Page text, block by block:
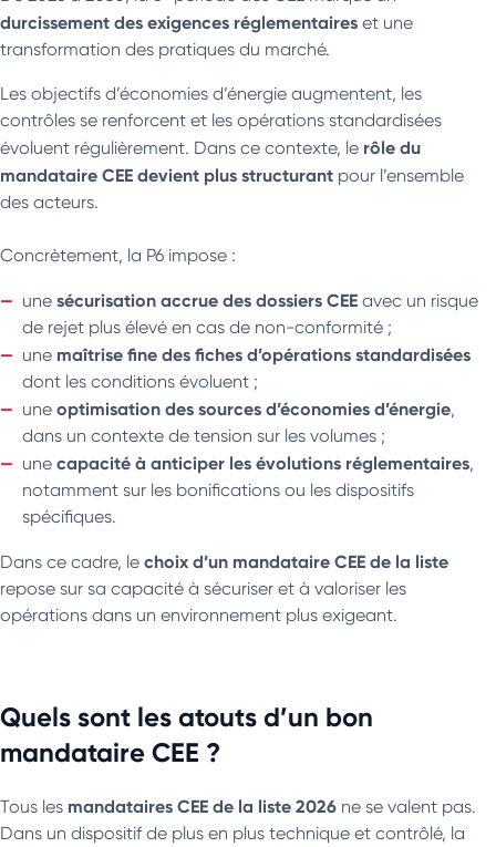
durcissement des exigences réglementaires et une
transformation des pratiques du marché.
Les objectifs d’économies d’énergie augmentent, les
contrôles se renforcent et les opérations standardisées
évoluent régulièrement. Dans ce contexte, le rôle du
mandataire CEE devient plus structurant pour l’ensemble
des acteurs.
Concrètement, la P6 impose :
une sécurisation accrue des dossiers CEE avec un risque
de rejet plus élevé en cas de non-conformité ;
une maîtrise fine des fiches d’opérations standardisées
dont les conditions évoluent ;
une optimisation des sources d’économies d’énergie,
dans un contexte de tension sur les volumes ;
une capacité à anticiper les évolutions réglementaires,
notamment sur les bonifications ou les dispositifs
spécifiques.
Dans ce cadre, le choix d’un mandataire CEE de la liste
repose sur sa capacité à sécuriser et à valoriser les
opérations dans un environnement plus exigeant.
Quels sont les atouts d’un bon
mandataire CEE ?
Tous les mandataires CEE de la liste 2026 ne se valent pas.
Dans un dispositif de plus en plus technique et contrôlé, la